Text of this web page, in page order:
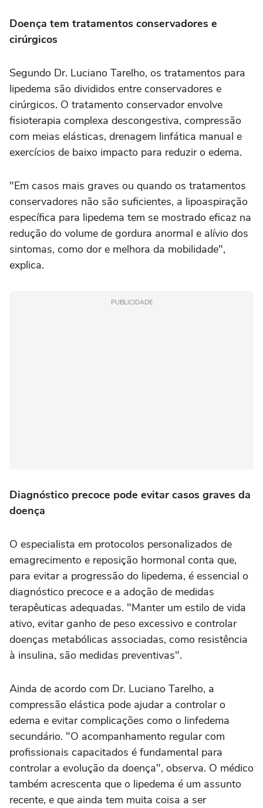
Doença tem tratamentos conservadores e
cirúrgicos
Segundo Dr. Luciano Tarelho, os tratamentos para
lipedema são divididos entre conservadores e
cirúrgicos. O tratamento conservador envolve
fisioterapia complexa descongestiva, compressão
com meias elásticas, drenagem linfática manual e
exercícios de baixo impacto para reduzir o edema.
"Em casos mais graves ou quando os tratamentos
conservadores não são suficientes, a lipoaspiração
específica para lipedema tem se mostrado eficaz na
redução do volume de gordura anormal e alívio dos
sintomas, como dor e melhora da mobilidade",
explica.
PUBLICIDADE
Diagnóstico precoce pode evitar casos graves da
doença
O especialista em protocolos personalizados de
emagrecimento e reposição hormonal conta que,
para evitar a progressão do lipedema, é essencial o
diagnóstico precoce e a adoção de medidas
terapêuticas adequadas. "Manter um estilo de vida
ativo, evitar ganho de peso excessivo e controlar
doenças metabólicas associadas, como resistência
à insulina, são medidas preventivas".
Ainda de acordo com Dr. Luciano Tarelho, a
compressão elástica pode ajudar a controlar o
edema e evitar complicações como o linfedema
secundário. "O acompanhamento regular com
profissionais capacitados é fundamental para
controlar a evolução da doença", observa. O médico
também acrescenta que o lipedema é um assunto
recente, e que ainda tem muita coisa a ser